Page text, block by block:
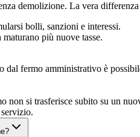
demolizione. La vera differenza
bolli, sanzioni e interessi.
più nuove tasse.
fermo amministrativo è
non si trasferisce subito su un